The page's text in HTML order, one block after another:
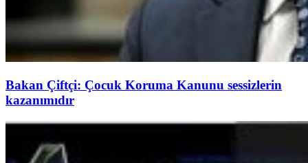
Bakan Çiftçi: Çocuk Koruma Kanunu sessizlerin
kazanımıdır